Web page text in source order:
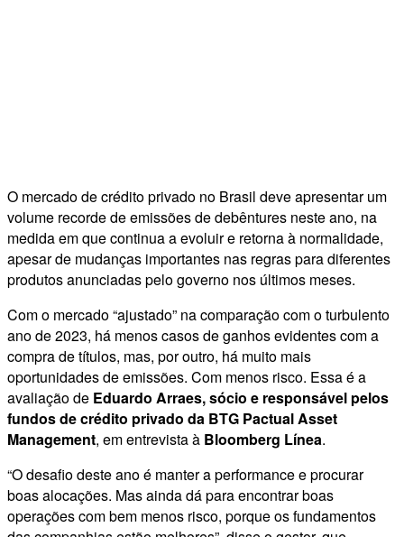
O mercado de crédito privado no Brasil deve apresentar um
volume recorde de emissões de debêntures neste ano, na
medida em que continua a evoluir e retorna à normalidade,
apesar de mudanças importantes nas regras para diferentes
produtos anunciadas pelo governo nos últimos meses.
Com o mercado “ajustado” na comparação com o turbulento
ano de 2023, há menos casos de ganhos evidentes com a
compra de títulos, mas, por outro, há muito mais
oportunidades de emissões. Com menos risco. Essa é a
avaliação de Eduardo Arraes, sócio e responsável pelos
fundos de crédito privado da BTG Pactual Asset
Management, em entrevista à Bloomberg Línea.
“O desafio deste ano é manter a performance e procurar
boas alocações. Mas ainda dá para encontrar boas
operações com bem menos risco, porque os fundamentos